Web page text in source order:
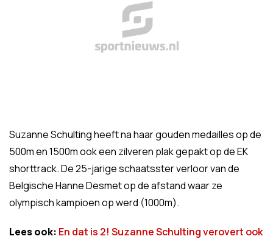
Suzanne Schulting heeft na haar gouden medailles op de
500m en 1500m ook een zilveren plak gepakt op de EK
shorttrack. De 25-jarige schaatsster verloor van de
Belgische Hanne Desmet op de afstand waar ze
olympisch kampioen op werd (1000m).
Lees ook: En dat is 2! Suzanne Schulting verovert ook